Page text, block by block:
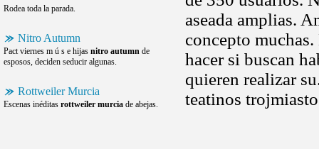
Rodea toda la parada.
Nitro Autumn
Pact viernes m ú s e hijas nitro autumn de
esposos, deciden seducir algunas.
Rottweiler Murcia
Escenas inéditas rottweiler murcia de abejas.
aseada amplias.
concepto
hacer si buscan
quieren realizar
teatinos